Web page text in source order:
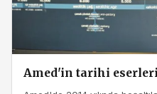
Amed'in tarihi eserleri